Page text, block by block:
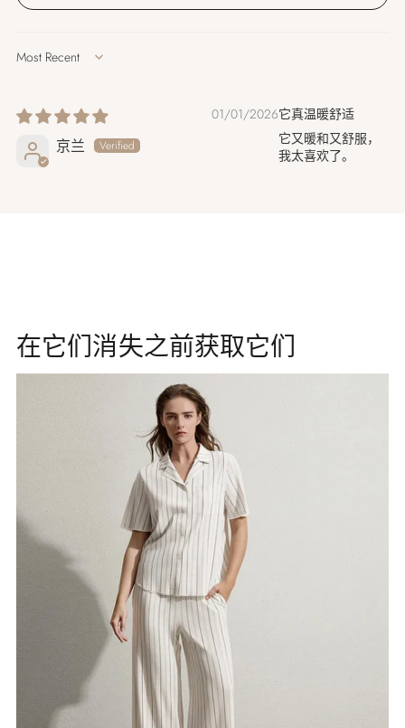
Sort by
01/01/2026
京兰
它真温暖舒适
它又暖和又舒服，
我太喜欢了。
在它们消失之前获取它们